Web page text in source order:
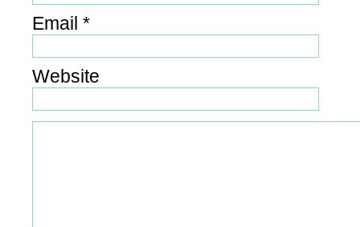
Email*
Website